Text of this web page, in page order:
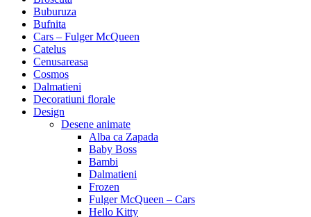
Buburuza
Bufnita
Cars – Fulger McQueen
Catelus
Cenusareasa
Cosmos
Dalmatieni
Decoratiuni florale
Design
Desene animate
Alba ca Zapada
Baby Boss
Bambi
Dalmatieni
Frozen
Fulger McQueen – Cars
Hello Kitty